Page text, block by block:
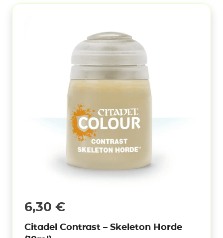
6,30 €
Citadel Contrast – Skeleton Horde